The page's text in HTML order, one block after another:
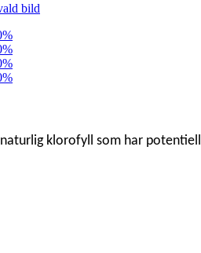
klorofyll som har